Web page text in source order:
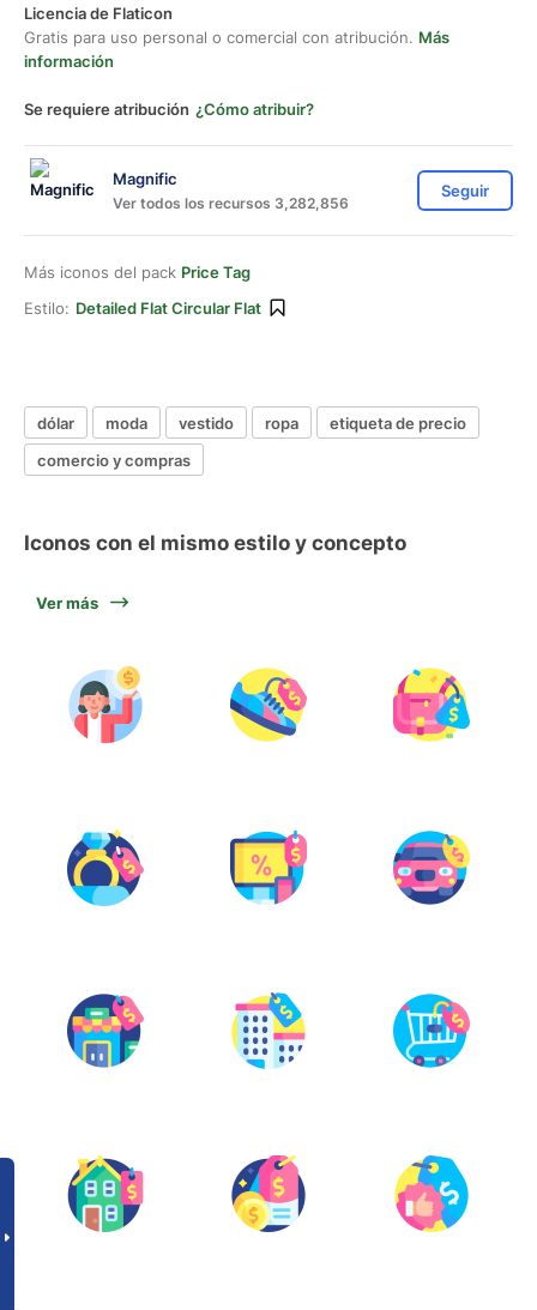
Licencia de Flaticon
Gratis para uso personal o comercial con atribución. Más
información
Se requiere atribución ¿Cómo atribuir?
Magnific
Ver todos los recursos 3,282,856
Seguir
Más iconos del pack Price Tag
Estilo: Detailed Flat Circular Flat
dólar moda vestido ropa
etiqueta de precio
comercio y compras
Iconos con el mismo estilo y concepto
Ver más